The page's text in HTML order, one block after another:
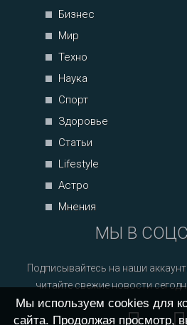
Бизнес
Мир
Техно
Наука
Спорт
Здоровье
Статьи
Lifestyle
Астро
Мнения
МЫ В
Подписывайтесь на наши
читайте свежие новости
Мы используем cookies для
сайта. Продолжая просмотр,